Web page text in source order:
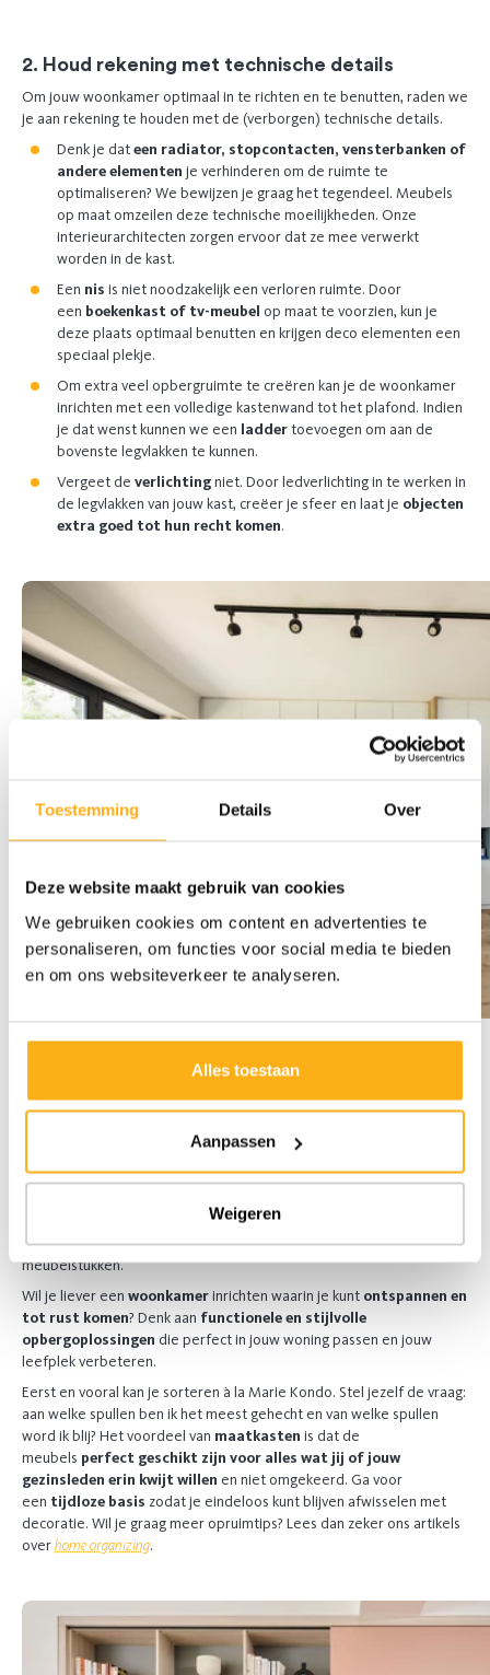
Toestemming Details Over
Deze website maakt gebruik van cookies
We gebruiken cookies om content en advertenties te
personaliseren, om functies voor social media te bieden
en om ons websiteverkeer te analyseren.
Alles toestaan
Aanpassen
Weigeren
2. Houd rekening met technische details
Om jouw woonkamer optimaal in te richten en te benutten, raden we
je aan rekening te houden met de (verborgen) technische details.
Denk je dateen radiator, stopcontacten, vensterbanken of
andere elementen je verhinderen om de ruimte te
optimaliseren? We bewijzen je graag het tegendeel. Meubels
op maat omzeilen deze technische moeilijkheden. Onze
interieurarchitecten zorgen ervoor dat ze mee verwerkt
worden in de kast.
Een nis is niet noodzakelijk een verloren ruimte. Door
een boekenkast of tv-meubel op maat te voorzien, kun je
deze plaats optimaal benutten en krijgen deco elementen een
speciaal plekje.
Om extra veel opbergruimte te creëren kan je de woonkamer
inrichten met een volledige kastenwand tot het plafond. Indien
je dat wenst kunnen we een laddertoevoegen om aan de
bovenste legvlakken te kunnen.
Vergeet de verlichtingniet. Door ledverlichting in te werken in
de legvlakken van jouw kast, creëer je sfeer en laat je objecten
extra goed tot hun recht komen.
Previous
Next
Kijk eens naar je meubels en spullen die nu deel uitmaken van jouw
woonkamer. Oogt de ruimte druk en onordelijk? Wees gerust, dat is
hebben daardoor de neiging om in de loop van de tijd van alles te
verzamelen. Resultaat? Plaatsgebrek en een mengelmoes van
meubelstukken.
Wil je liever een woonkamer inrichten waarin je kunt ontspannen en
tot rust komen? Denk aan functionele en stijlvolle
opbergoplossingen die perfect in jouw woning passen en jouw
leefplek verbeteren.
Eerst en vooral kan je sorteren à la Marie Kondo. Stel jezelf de vraag:
aan welke spullen ben ik het meest gehecht en van welke spullen
word ik blij? Het voordeel van maatkasten is dat de
meubels perfect geschikt zijn voor alles wat jij of jouw
gezinsleden erin kwijt willen en niet omgekeerd. Ga voor
een tijdloze basis zodat je eindeloos kunt blijven afwisselen met
decoratie. Wil je graag meer opruimtips? Lees dan zeker ons artikels
overhome organizing.